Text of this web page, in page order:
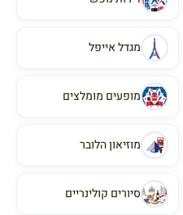
מגדל אייפל
מופעים מומלצים
מוזיאון הלובר
סיורים קולינריים